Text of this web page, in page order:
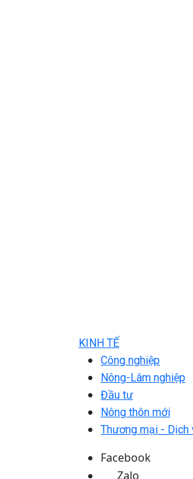
KINH TẾ
Công nghiệp
Nông-Lâm nghiệp
Đầu tư
Nông thôn mới
Thương mại - Dịch
Facebook
Zalo